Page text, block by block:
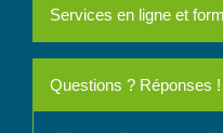
Services en ligne et
Questions ? Réponses !